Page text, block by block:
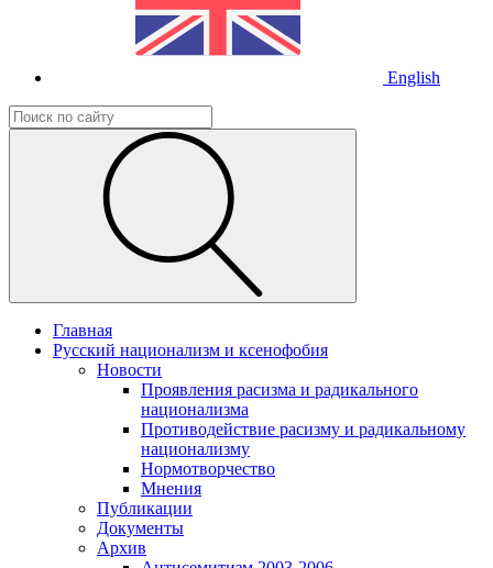
English
Главная
Русский национализм и ксенофобия
Новости
Проявления расизма и радикального
национализма
Противодействие расизму и радикальному
национализму
Нормотворчество
Мнения
Публикации
Документы
Архив